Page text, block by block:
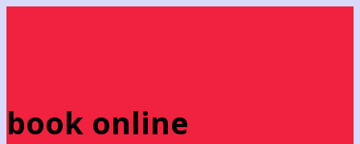
book online